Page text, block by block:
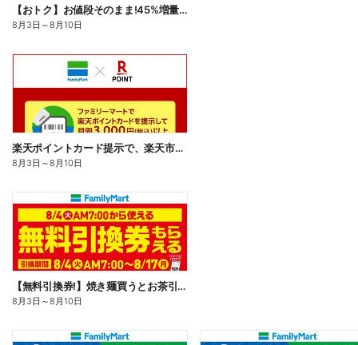
【おトク】お値段そのまま!45%増量作戦!
8月3日 ～8月10日
楽天ポイントカード提示で、楽天市場でのお買い物がおトクに!
8月3日 ～8月10日
【無料引換券!】焼き麺買うとお茶引換券貰える!
8月3日 ～8月10日